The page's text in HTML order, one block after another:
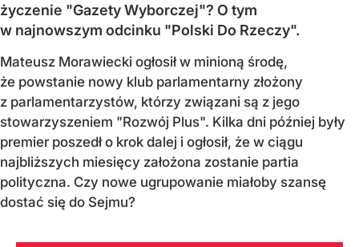
życzenie "Gazety Wyborczej"? O tym
w najnowszym odcinku "Polski Do Rzeczy".
Mateusz Morawiecki ogłosił w minioną środę,
że powstanie nowy klub parlamentarny złożony
z parlamentarzystów, którzy związani są z jego
stowarzyszeniem "Rozwój Plus". Kilka dni później były
premier poszedł o krok dalej i ogłosił, że w ciągu
najbliższych miesięcy założona zostanie partia
polityczna. Czy nowe ugrupowanie miałoby szansę
dostać się do Sejmu?